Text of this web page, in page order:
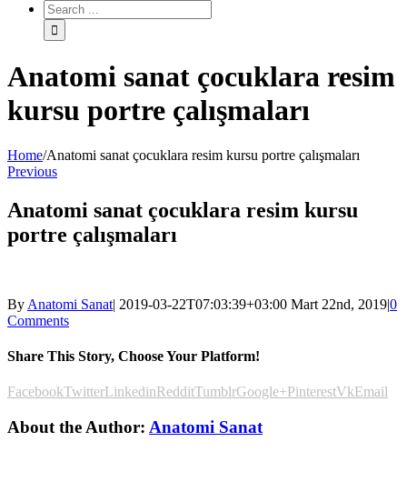
Anatomi sanat çocuklara resim
kursu portre çalışmaları
Home/Anatomi sanat çocuklara resim kursu portre çalışmaları
Previous
Anatomi sanat çocuklara resim kursu
portre çalışmaları
By Anatomi Sanat| 2019-03-22T07:03:39+03:00 Mart 22nd, 2019|0
Comments
Share This Story, Choose Your Platform!
FacebookTwitterLinkedinRedditTumblrGoogle+PinterestVkEmail
About the Author: Anatomi Sanat